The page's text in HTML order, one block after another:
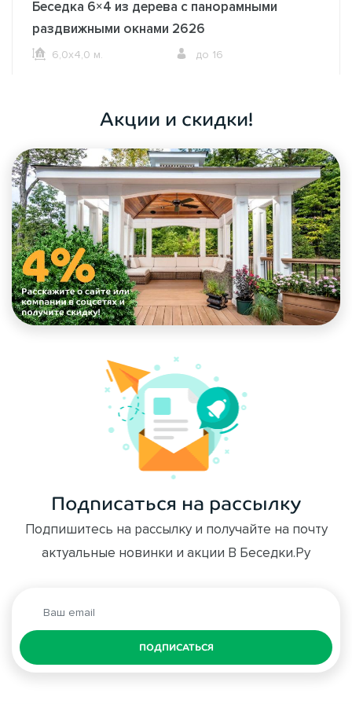
Беседка 6×4 из дерева с панорамными
раздвижными окнами 2626
6,0х4,0 м. до 16
Акции и скидки!
Подписаться на рассылку
Подпишитесь на рассылку и получайте на почту
актуальные новинки и акции В Беседки.Ру
ПОДПИСАТЬСЯ